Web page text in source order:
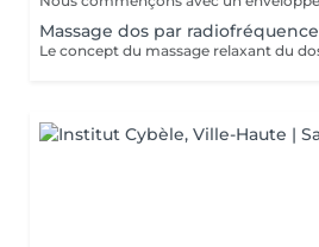
Massage dos par radiofréquence